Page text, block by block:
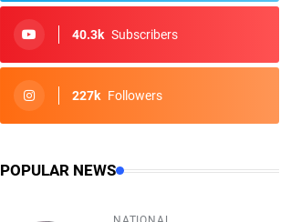
40.3k Subscribers
227k Followers
POPULAR NEWS